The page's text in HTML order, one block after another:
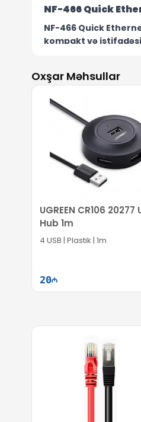
NF-466 Quick
NF-466 Quick
kompakt və
göstərici işıqları
yüngül
vermədən test
NF-466— gündəlik
Oxşar Məhsullar
UGREEN CR106 20277
Hub 1m
4 USB | Plastik | 1m
20